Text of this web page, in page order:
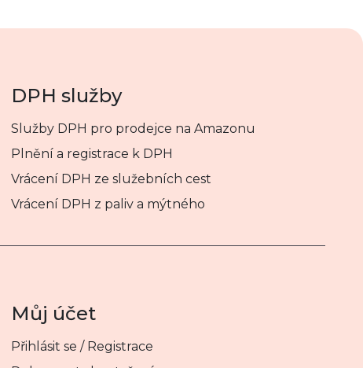
DPH služby
Služby DPH pro prodejce na Amazonu
Plnění a registrace k DPH
Vrácení DPH ze služebních cest
Vrácení DPH z paliv a mýtného
Můj účet
Přihlásit se / Registrace